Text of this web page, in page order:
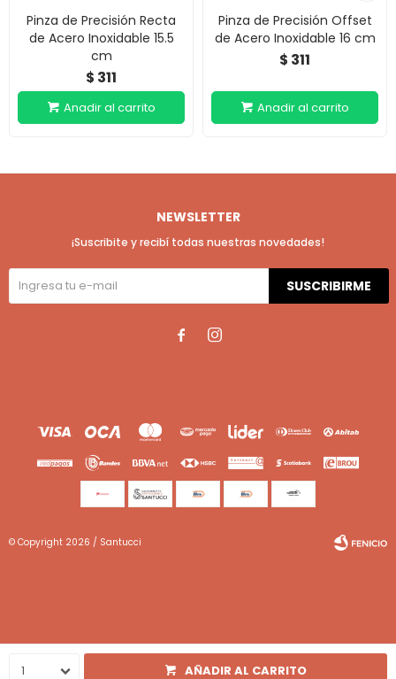
1 AÑADIR AL CARRITO
Pinza de Precisión Recta
de Acero Inoxidable 15.5
cm
$ 311
Pinza de Precisión Offset
de Acero Inoxidable 16 cm
$ 311
NEWSLETTER
¡Suscribite y recibí todas nuestras novedades!
SUSCRIBIRME
 
© Copyright 2026 / Santucci